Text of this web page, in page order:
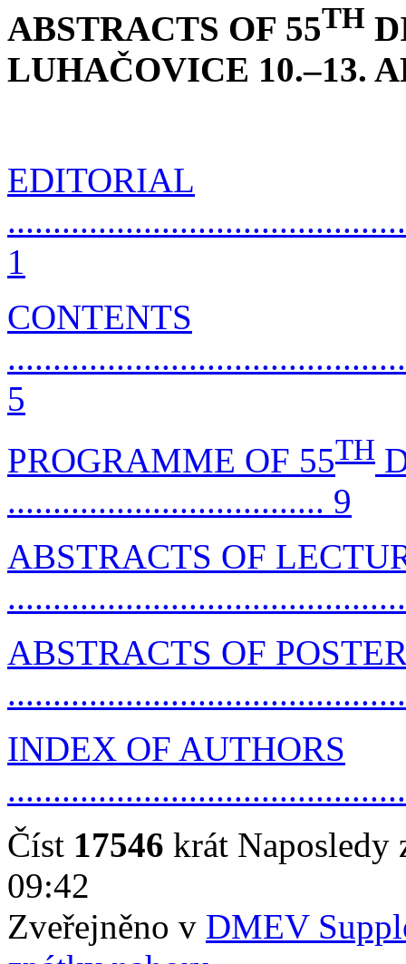
ABSTRACTS OF 55TH
LUHAČOVICE 10.–13.
EDITORIAL
1
CONTENTS
5
PROGRAMME OF 55TH
................................... 9
ABSTRACTS OF
ABSTRACTS OF
INDEX OF AUTHORS
Číst 17546 krát Naposledy
09:42
Zveřejněno v DMEV